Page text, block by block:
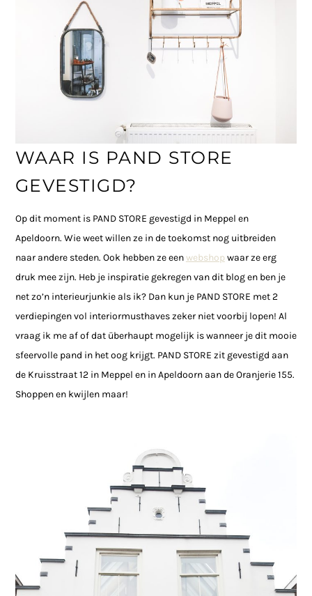
WAAR IS PAND STORE
GEVESTIGD?
Op dit moment is PAND STORE gevestigd in Meppel en
Apeldoorn. Wie weet willen ze in de toekomst nog uitbreiden
naar andere steden. Ook hebben ze eenwebshopwaar ze erg
druk mee zijn. Heb je inspiratie gekregen van dit blog en ben je
net zo’n interieurjunkie als ik? Dan kun je PAND STORE met 2
verdiepingen vol interiormusthaves zeker niet voorbij lopen! Al
vraag ik me af of dat überhaupt mogelijk is wanneer je dit mooie
sfeervolle pand in het oog krijgt. PAND STORE zit gevestigd aan
de Kruisstraat 12 in Meppel en in Apeldoorn aan de Oranjerie 155.
Shoppen en kwijlen maar!